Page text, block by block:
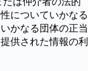
についていかなる
かなる団体の正当
供された情報の利